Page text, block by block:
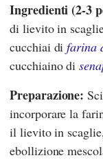
Ingredienti (2-3
di lievito in
cucchiai difarina
cucchiaino di
Preparazione:
incorporare la
il lievito in
ebollizione